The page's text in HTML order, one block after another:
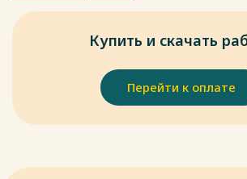
учета финансово-хозяйственной
организаций и Инструкции по его
5. Приказ Минфина РФ от 09.06.2001 N
бухгалтерскому учету «Учет
производственных запасов» ПБУ 05/01
6. Приказ Минфина России от 06.05.1999
06.04.2015) «Об утверждении
Купить и скачать
Перейти к оплате